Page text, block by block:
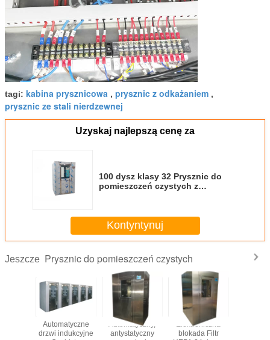
tagi: kabina prysznicowa , prysznic z odkażaniem ,
prysznic ze stali nierdzewnej
Uzyskaj najlepszą cenę za
100 dysz klasy 32 Prysznic do
pomieszczeń czystych z
Kontyntynuj
Jeszcze Prysznic do pomieszczeń czystych
Automatyczne
drzwi indukcyjne
Automatyczny,
antystatyczny
Elektroniczna
blokada Filtr